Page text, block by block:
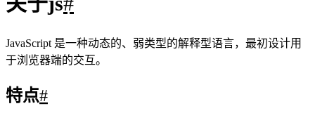
3
5
const greetArrow = (name) =>
`Hello, ${
事件驱动与异步